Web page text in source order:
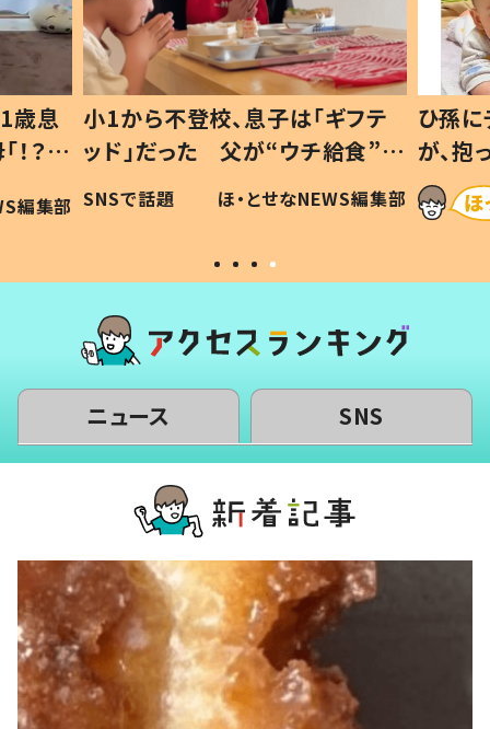
歳息
？」
編集部
小1から不登校、息子は「ギフテ
ッド」だった 父が“ウチ給食”を
作り続ける理由とは #令和の親
#令和の子
SNSで話題 ほ・とせなNEWS編集部
ひ孫
が、
「涙が
い」
ニュース SNS